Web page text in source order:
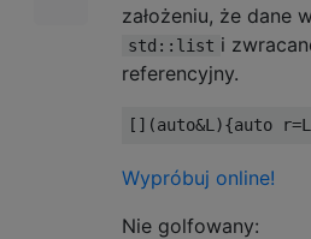
założeniu, że dane
std::list i
referencyjny.
[](auto&L ){auto r=L
Wypróbuj online!
Nie golfowany: